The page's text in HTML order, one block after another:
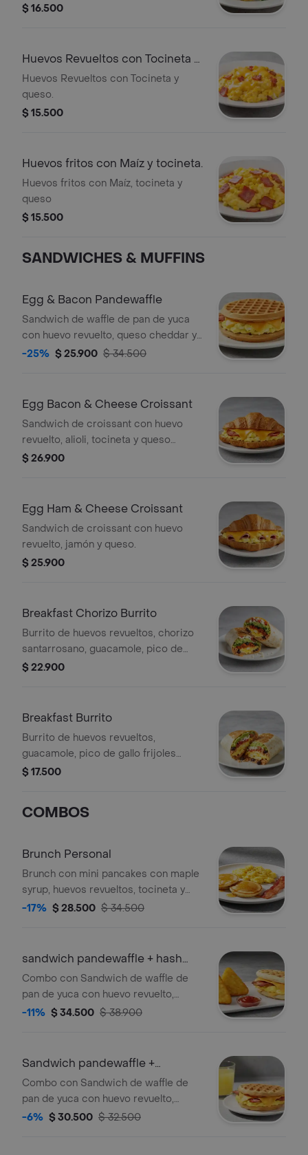
$ 16.500
Huevos Revueltos con Tocineta y
queso.
Huevos Revueltos con Tocineta y
queso.
$ 15.500
Huevos fritos con Maíz y tocineta.
Huevos fritos con Maíz, tocineta y
queso
$ 15.500
SANDWICHES & MUFFINS
Egg & Bacon Pandewaffle
Sandwich de waffle de pan de yuca
con huevo revuelto, queso cheddar y
tocineta crocante.
-25% $ 25.900 $ 34.500
Egg Bacon & Cheese Croissant
Sandwich de croissant con huevo
revuelto, alioli, tocineta y queso
cheddar.
$ 26.900
Egg Ham & Cheese Croissant
Sandwich de croissant con huevo
revuelto, jamón y queso.
$ 25.900
Breakfast Chorizo Burrito
Burrito de huevos revueltos, chorizo
santarrosano, guacamole, pico de
gallo frijoles negros, arroz achiote,
$ 22.900
Breakfast Burrito
Burrito de huevos revueltos,
guacamole, pico de gallo frijoles
negros, arroz achiote, lechuga, queso
$ 17.500
COMBOS
Brunch Personal
Brunch con mini pancakes con maple
syrup, huevos revueltos, tocineta y
papas rostizadas.
-17% $ 28.500 $ 34.500
sandwich pandewaffle + hash
brown
Combo con Sandwich de waffle de
pan de yuca con huevo revuelto,
queso cheddar, tocineta crocante y
-11% $ 34.500 $ 38.900
Sandwich pandewaffle +
limonada
Combo con Sandwich de waffle de
pan de yuca con huevo revuelto,
queso cheddar, tocineta crocante y
-6% $ 30.500 $ 32.500